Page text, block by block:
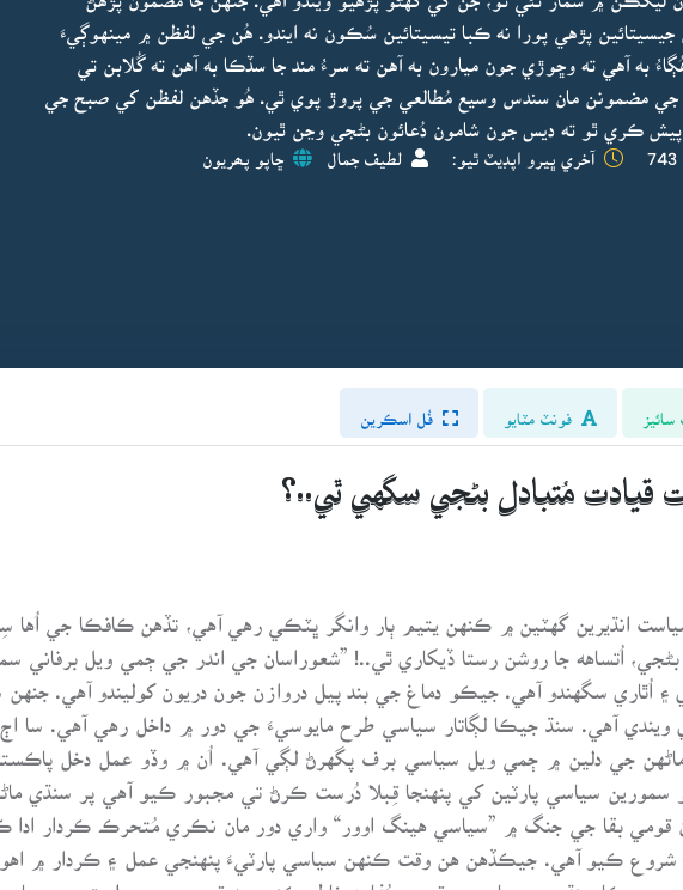
جيسيتائين پڙهي پورا نه ڪبا تيسيتائين سُڪون نه ايندو. هُن جي لفظن ۾ مينهوڳيءَ
به آهي ته وڇوڙي جون ميارون به آهن ته سرءُ مند جا سڏڪا به آهن ته گُلابن تي
جي مضمونن مان سندس وسيع مُطالعي جي پروڙ پوي ٿي. هُو جڏهن لفظن کي صبح جي
پيش ڪري ٿو ته ديس جون شامون دُعائون بڻجي وڃن ٿيون.
743 آخري ڀيرو اپڊيٽ ٿيو: لطيف جمال ڇاپو پھريون
سائيز فونٽ مٽايو فُل اسڪرين
قيادت مُتبادل بڻجي سگهي ٿي..؟
انڌيرين گهٽين ۾ ڪنهن يتيم ٻار وانگر ڀٽڪي رهي آهي، تڏهن ڪافڪا جي اُها
اُتساهه جا روشن رستا ڏيکاري ٿي..! ”شعوراسان جي اندر جي ڄمي ويل
اُٿاري سگهندو آهي. جيڪو دماغ جي بند پيل دروازن جون دريون کوليندو آهي.
ويندي آهي. سنڌ جيڪا لڳاتار سياسي طرح مايوسيءَ جي دور ۾ داخل رهي آهي. سا
جي دلين ۾ ڄمي ويل سياسي برف پگهرڻ لڳي آهي. اُن ۾ وڏو عمل دخل
سمورين سياسي پارٽين کي پنهنجا قِبلا دُرست ڪرڻ تي مجبور ڪيو آهي پر سنڌي
قومي بقا جي جنگ ۾ ”سياسي هينگ اوور“ واري دور مان نڪري مُتحرڪ ڪردار ادا
شروع ڪيو آهي. جيڪڏهن هن وقت ڪنهن سياسي پارٽيءَ پنهنجي عمل ۽ ڪردار ۾
آهي. جيڪا سنڌ جي سياسي ۽ قومي مُفادن خاطر ڪنهن به قسم جي مصلحت جو سهارو